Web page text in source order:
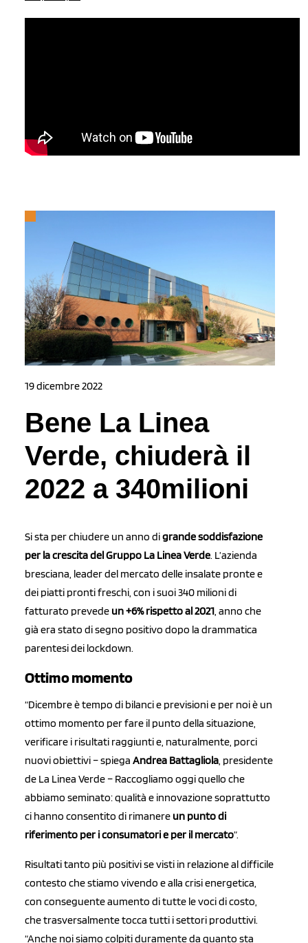
19 dicembre 2022
Bene La Linea
Verde, chiuderà il
2022 a 340milioni
Si sta per chiudere un anno digrande soddisfazione
per la crescita del Gruppo La Linea Verde. L’azienda
bresciana, leader del mercato delle insalate pronte e
dei piatti pronti freschi, con i suoi 340 milioni di
fatturato prevede un +6% rispetto al 2021, anno che
già era stato di segno positivo dopo la drammatica
parentesi dei lockdown.
Ottimo momento
“Dicembre è tempo di bilanci e previsioni e per noi è un
ottimo momento per fare il punto della situazione,
verificare i risultati raggiunti e, naturalmente, porci
nuovi obiettivi – spiega Andrea Battagliola, presidente
de La Linea Verde – Raccogliamo oggi quello che
abbiamo seminato: qualità e innovazione soprattutto
ci hanno consentito di rimanere un punto di
riferimento per i consumatori e per il mercato”.
Risultati tanto più positivi se visti in relazione al difficile
contesto che stiamo vivendo e alla crisi energetica,
con conseguente aumento di tutte le voci di costo,
che trasversalmente tocca tutti i settori produttivi.
“Anche noi siamo colpiti duramente da quanto sta